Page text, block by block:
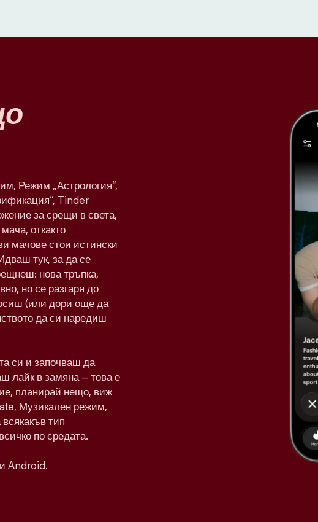
Режим „Астрология“,
Tinder
за срещи в света,
откакто
мачове стои истински
тук, за да се
нова тръпка,
но се разгаря до
(или дори още да
да си наредиш
си и започваш да
лайк в замяна – това е
планирай нещо, виж
Музикален режим,
тип
по средата.
Android.